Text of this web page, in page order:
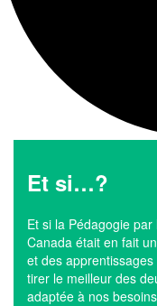
Et si…?
Et si la Pédagogie
Canada était en fait
et des
tirer le meilleur des
adaptée à nos